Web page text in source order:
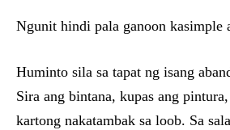
Ngunit hindi pala ganoon kasimple
Huminto sila sa tapat ng isang
Sira ang bintana, kupas ang
kartong nakatambak sa loob. Sa